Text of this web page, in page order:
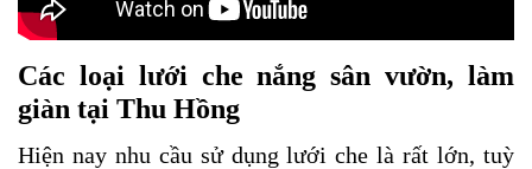
Các loại lưới che nắng sân vườn, làm
giàn tại Thu Hồng
Hiện nay nhu cầu sử dụng lưới che là rất lớn, tuỳ